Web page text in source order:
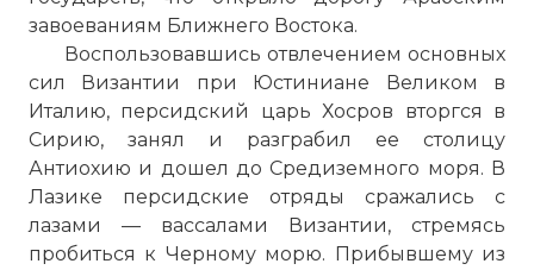
завоеваниям Ближнего Востока.
Воспользовавшись отвлечением основных
сил Византии при Юстиниане Великом в
Италию, персидский царь Хосров вторгся в
Сирию, занял и разграбил ее столицу
Антиохию и дошел до Средиземного моря. В
Лазике персидские отряды сражались с
лазами — вассалами Византии, стремясь
пробиться к Черному морю. Прибывшему из